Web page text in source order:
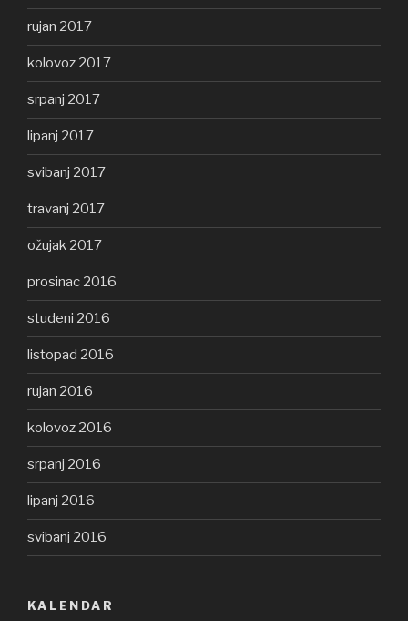
rujan 2017
kolovoz 2017
srpanj 2017
lipanj 2017
svibanj 2017
travanj 2017
ožujak 2017
prosinac 2016
studeni 2016
listopad 2016
rujan 2016
kolovoz 2016
srpanj 2016
lipanj 2016
svibanj 2016
KALENDAR